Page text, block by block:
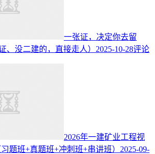
一张证，决定你去留
、没二建的，直接走人） 2025-10-28评论
2026年一建矿业工程视
题班+真题班+冲刺班+串讲班） 2025-09-